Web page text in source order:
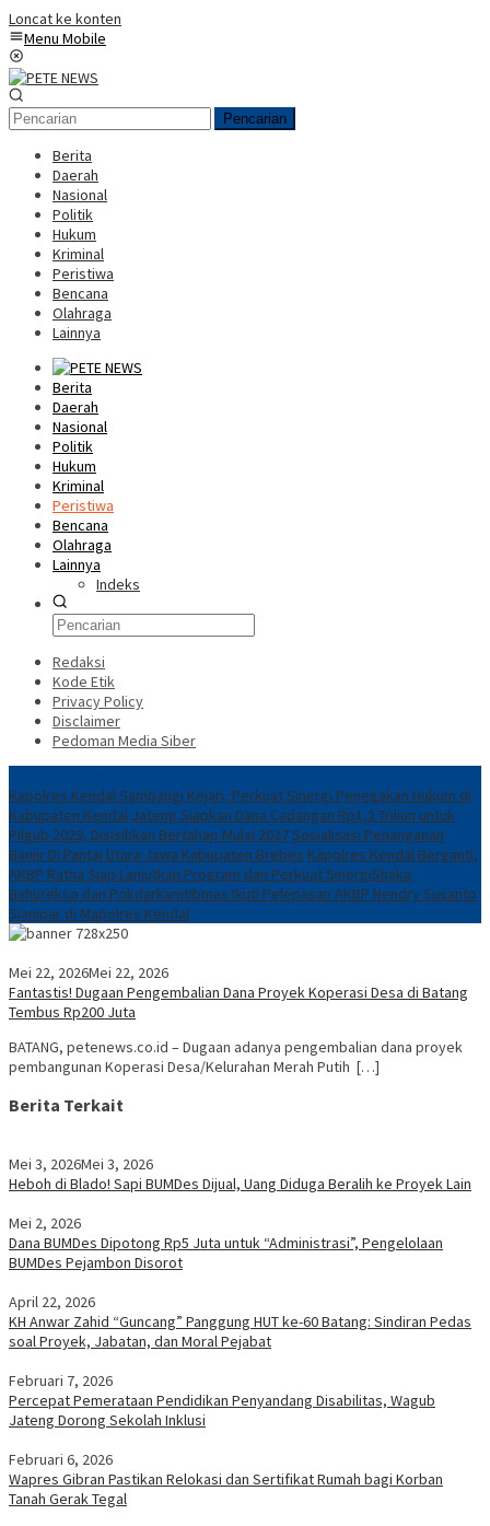
Loncat ke konten
Menu Mobile
Pencarian
Berita
Daerah
Nasional
Politik
Hukum
Kriminal
Peristiwa
Bencana
Olahraga
Lainnya
Berita
Daerah
Nasional
Politik
Hukum
Kriminal
Peristiwa
Bencana
Olahraga
Lainnya
Indeks
Redaksi
Kode Etik
Privacy Policy
Disclaimer
Pedoman Media Siber
Kapolres Kendal Sambangi Kejari, Perkuat Sinergi Penegakan Hukum di
Kabupaten Kendal Jateng Siapkan Dana Cadangan Rp1,2 Triliun untuk
Pilgub 2029, Disisihkan Bertahap Mulai 2027Sosialisasi Penanganan
Banjir Di Pantai Utara Jawa Kabupaten Brebes Kapolres Kendal Berganti,
AKBP Ratna Siap Lanjutkan Program dan Perkuat Sinergi​Shaka
Bahurekso dan Pokdarkamtibmas Ikuti Pelepasan AKBP Hendry Susanto
Sianipar di Mapolres Kendal
Mei 22, 2026Mei 22, 2026
Fantastis! Dugaan Pengembalian Dana Proyek Koperasi Desa di Batang
Tembus Rp200 Juta
BATANG, petenews.co.id – Dugaan adanya pengembalian dana proyek
pembangunan Koperasi Desa/Kelurahan Merah Putih […]
Berita Terkait
Mei 3, 2026Mei 3, 2026
Heboh di Blado! Sapi BUMDes Dijual, Uang Diduga Beralih ke Proyek Lain
Mei 2, 2026
Dana BUMDes Dipotong Rp5 Juta untuk “Administrasi”, Pengelolaan
BUMDes Pejambon Disorot
April 22, 2026
KH Anwar Zahid “Guncang” Panggung HUT ke-60 Batang: Sindiran Pedas
soal Proyek, Jabatan, dan Moral Pejabat
Februari 7, 2026
Percepat Pemerataan Pendidikan Penyandang Disabilitas, Wagub
Jateng Dorong Sekolah Inklusi
Februari 6, 2026
Wapres Gibran Pastikan Relokasi dan Sertifikat Rumah bagi Korban
Tanah Gerak Tegal